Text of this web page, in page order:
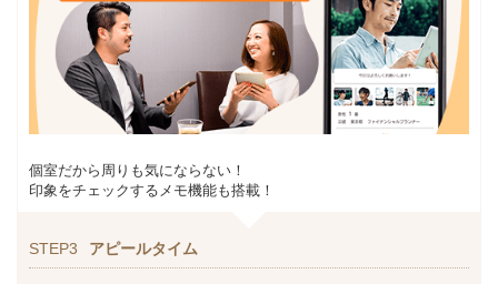
個室だから周りも気にならない！
印象をチェックするメモ機能も搭載！
STEP3 アピールタイム